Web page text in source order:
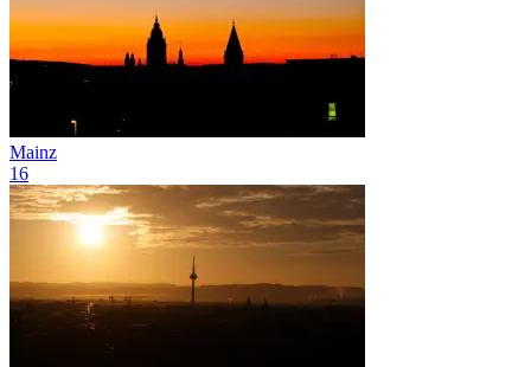
Mainz
16